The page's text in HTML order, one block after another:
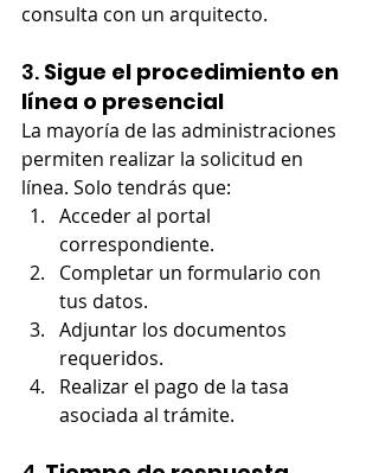
consulta con un arquitecto.
3. Sigue el procedimiento en
línea o presencial
La mayoría de las administraciones
permiten realizar la solicitud en
línea. Solo tendrás que:
Acceder al portal
correspondiente.
Completar un formulario con
tus datos.
Adjuntar los documentos
requeridos.
Realizar el pago de la tasa
asociada al trámite.